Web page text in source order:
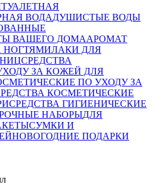
ТУАЛЕТНАЯ
ВОДАДУШИСТЫЕ ВОДЫ
ВАШЕГО ДОМААРОМАТ
НОГТЯМИЛАКИ ДЛЯ
СРЕДСТВА
ЗА КОЖЕЙ ДЛЯ
ПО УХОДУ ЗА
КОСМЕТИЧЕСКИЕ
СРЕДСТВА ГИГИЕНИЧЕСКИЕ
НАБОРЫДЛЯ
СУМКИ И
НОВОГОДНИЕ ПОДАРКИ